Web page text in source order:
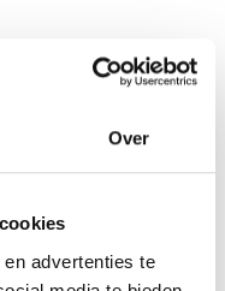
Over
advertenties te